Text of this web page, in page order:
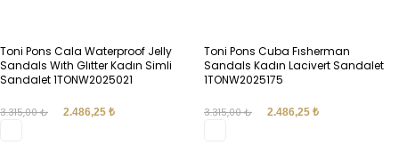
Toni Pons Cala Waterproof Jelly
Sandals Wıth Glıtter Kadın Simli
Sandalet 1TONW2025021
3.315,00₺ 2.486,25 ₺
Toni Pons Cuba Fısherman
Sandals Kadın Lacivert Sandalet
1TONW2025175
3.315,00₺ 2.486,25 ₺